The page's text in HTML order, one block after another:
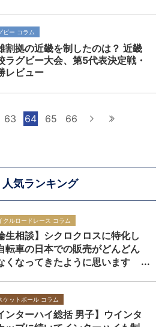
人気ランキング
クルロードレース コラム
生相談】シクロクロスに特化し
転車の日本での販売がどんどん
くなってきたように思います
ケットボール コラム
ンターハイ総括 男子】ウインタ
ビー コラム
割拠の近畿を制したのは？ 近畿
ラグビー大会、第5代表決定戦・
レビュー
63 64 65 66 次へ